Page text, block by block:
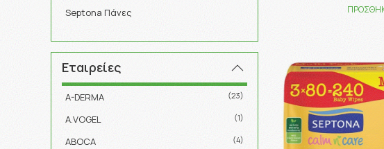
Septona Πάνες
Εταιρείες
A-DERMA (23)
A.VOGEL (1)
ABOCA (4)